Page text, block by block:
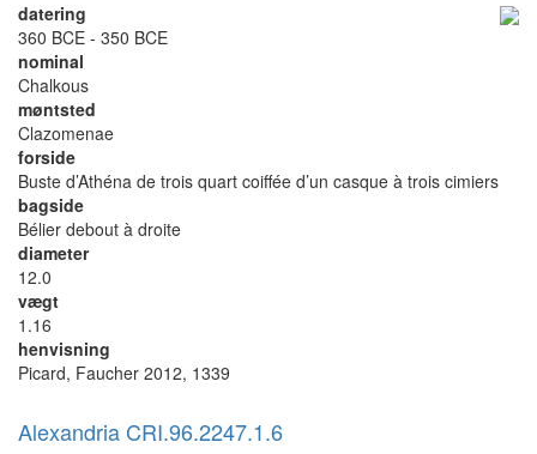
datering
360 BCE - 350 BCE
nominal
Chalkous
møntsted
Clazomenae
forside
Buste d’Athéna de trois quart coiffée d’un casque à trois cimiers
bagside
Bélier debout à droite
diameter
12.0
vægt
1.16
henvisning
Picard, Faucher 2012, 1339
Alexandria CRI.96.2247.1.6